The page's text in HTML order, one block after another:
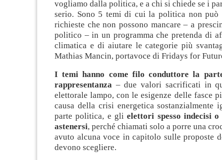
vogliamo dalla politica, e a chi si chiede se i
serio. Sono 5 temi di cui la politica non può
richieste che non possono mancare – a
politico – in un programma che pretenda di
climatica e di aiutare le categorie più
Mathias Mancin, portavoce di Fridays for
I temi hanno come filo conduttore la
rappresentanza – due valori sacrificati in
elettorale lampo, con le esigenze delle fasce
causa della crisi energetica sostanzialmente
parte politica, e glielettori spesso indecisi
astenersi, perché chiamati solo a porre una
avuto alcuna voce in capitolo sulle proposte
devono scegliere.